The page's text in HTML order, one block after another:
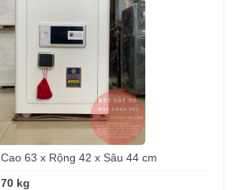
Cao 63 x Rộng 42 x Sâu 44 cm
70 kg